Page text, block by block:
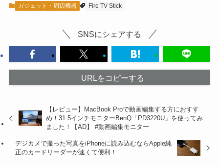
ガジェット・周辺機器 Fire TV Stick
SNSにシェアする
URLをコピーする
【レビュー】MacBook Proで動画編集する方におすす
め！31.5インチモニターBenQ「PD3220U」を使ってみ
ました！【AD】 #動画編集モニター
デジカメで撮った写真をiPhoneに読み込むならApple純
正のカードリーダーが速くて便利！